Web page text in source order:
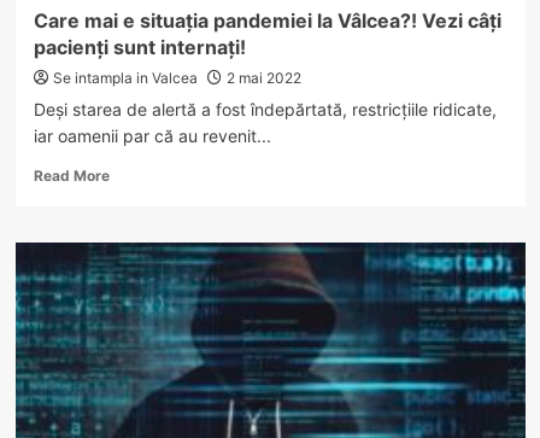
traficanți
Care mai e situația pandemiei la Vâlcea?! Vezi câți
pacienți sunt internați!
Se intampla in Valcea 2 mai 2022
Deși starea de alertă a fost îndepărtată, restricțiile ridicate,
iar oamenii par că au revenit...
Read MoreRead
Care
mai
e
situația
pandemiei
la
Vâlcea?!
Vezi
câți